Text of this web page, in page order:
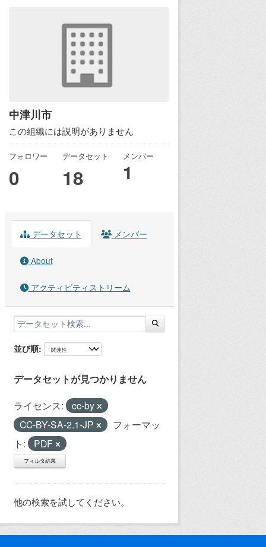
中津川市
この組織には説明がありません
フォロワー
0
データセット
18
メンバー
1
データセット メンバー
About
アクティビティストリーム
並び順
データセットが見つかりません
ライセンス:
cc-by
CC-BY-SA-2.1-JP
フォーマッ
ト:
PDF
フィルタ結果
他の検索を試してください。